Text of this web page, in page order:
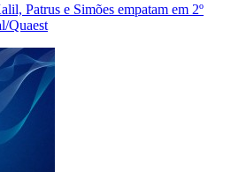
Patrus e Simões empatam em 2º
Quaest